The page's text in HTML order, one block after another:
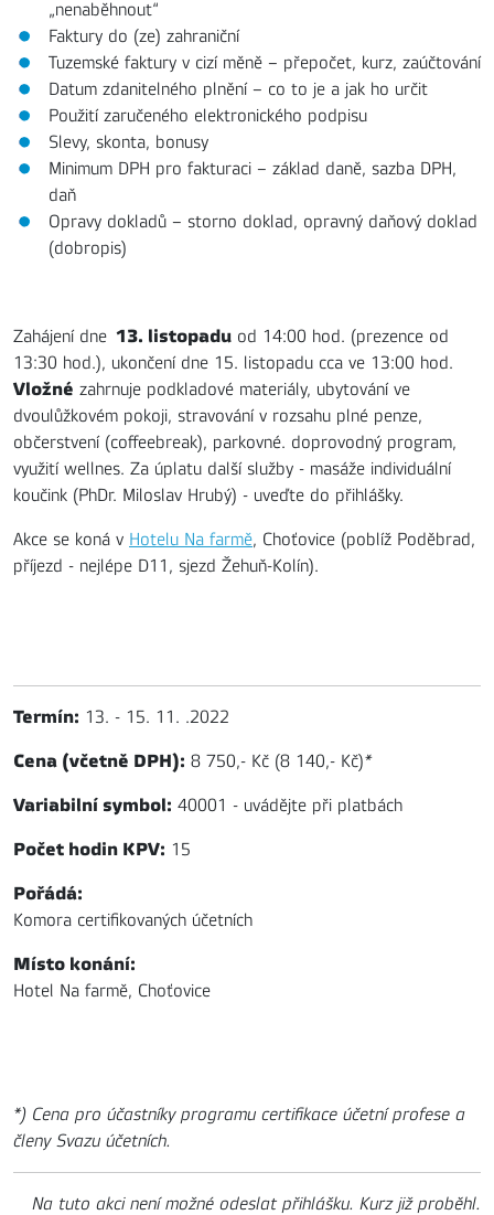
„nenaběhnout“
Faktury do (ze) zahraniční
Tuzemské faktury v cizí měně – přepočet, kurz, zaúčtování
Datum zdanitelného plnění – co to je a jak ho určit
Použití zaručeného elektronického podpisu
Slevy, skonta, bonusy
Minimum DPH pro fakturaci – základ daně, sazba DPH,
daň
Opravy dokladů – storno doklad, opravný daňový doklad
(dobropis)
Zahájení dne 13. listopadu od 14:00 hod. (prezence od
13:30 hod.), ukončení dne 15. listopadu cca ve 13:00 hod.
Vložné zahrnuje podkladové materiály, ubytování ve
dvoulůžkovém pokoji, stravování v rozsahu plné penze,
občerstvení (coffeebreak), parkovné. doprovodný program,
využití wellnes. Za úplatu další služby - masáže individuální
koučink (PhDr. Miloslav Hrubý) - uveďte do přihlášky.
Akce se koná v Hotelu Na farmě, Choťovice (poblíž Poděbrad,
příjezd - nejlépe D11, sjezd Žehuň-Kolín).
Termín: 13. - 15. 11. .2022
Cena (včetně DPH): 8 750,- Kč (8 140,- Kč)*
Variabilní symbol: 40001 - uvádějte při platbách
Počet hodin KPV: 15
Pořádá:
Komora certifikovaných účetních
Místo konání:
Hotel Na farmě, Choťovice
*) Cena pro účastníky programu certifikace účetní profese a
členy Svazu účetních.
Na tuto akci není možné odeslat přihlášku. Kurz již proběhl.